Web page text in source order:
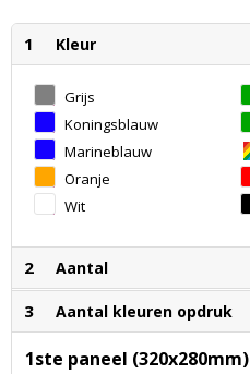
1 Kleur
Grijs
Koningsblauw
Marineblauw
Oranje
Wit
2 Aantal
3 Aantal kleuren opdruk
1ste paneel (320x280mm)